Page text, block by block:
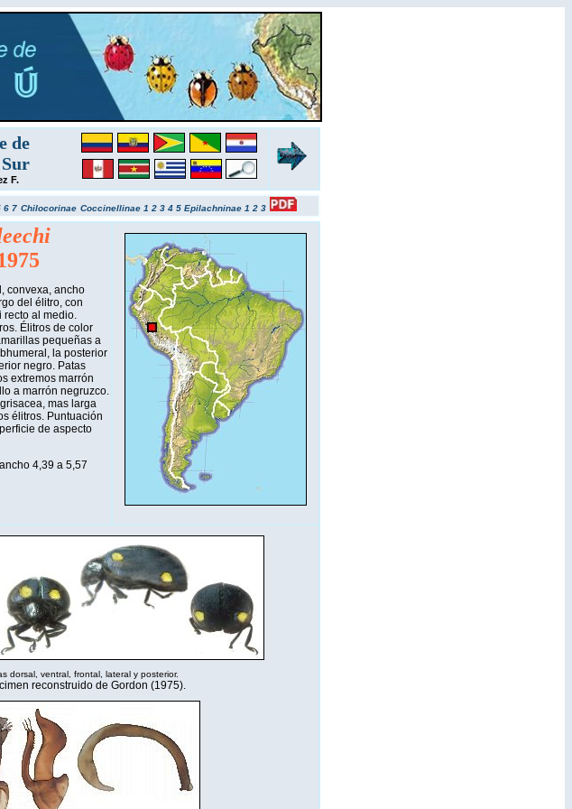
de
F.
6 7 Chilocorinae Coccinellinae 1 2 3 4 5 Epilachninae 1 2 3
convexa, ancho
del élitro, con
recto al medio.
Élitros de color
pequeñas a
la posterior
negro. Patas
extremos marrón
a marrón negruzco.
mas larga
élitros. Puntuación
de aspecto
4,39 a 5,57
dorsal, ventral, frontal, lateral y posterior.
reconstruido de Gordon (1975).